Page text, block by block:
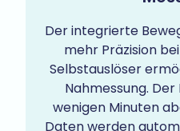
Der integrierte
mehr Präzision
Selbstauslöser
Nahmessung.
wenigen Minuten
Daten werden